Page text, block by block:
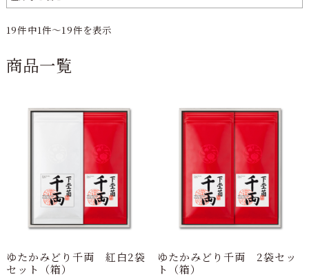
19件中1件～19件を表示
商品一覧
ゆたかみどり千両 紅白2袋
セット（箱）
ゆたかみどり千両 2袋セッ
ト（箱）